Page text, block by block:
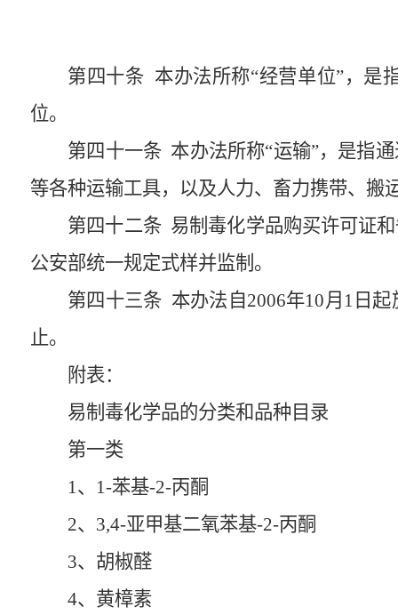
第四十条 本办法所称“经营单位”，是
位。
第四十一条 本办法所称“运输”，是指
等各种运输工具，以及人力、畜力携带、搬
第四十二条易制毒化学品购买许可证
公安部统一规定式样并监制。
第四十三条 本办法自2006年10月1日
止。
附表：
易制毒化学品的分类和品种目录
第一类
1、1-苯基-2-丙酮
2、3,4-亚甲基二氧苯基-2-丙酮
3、胡椒醛
4、黄樟素